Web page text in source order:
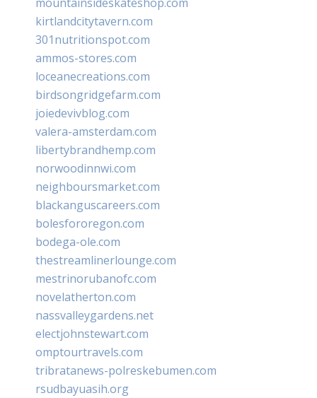
kirtlandcitytavern.com
301nutritionspot.com
ammos-stores.com
loceanecreations.com
birdsongridgefarm.com
joiedevivblog.com
valera-amsterdam.com
libertybrandhemp.com
norwoodinnwi.com
neighboursmarket.com
blackanguscareers.com
bolesfororegon.com
bodega-ole.com
thestreamlinerlounge.com
mestrinorubanofc.com
novelatherton.com
nassvalleygardens.net
electjohnstewart.com
omptourtravels.com
tribratanews-polreskebumen.com
rsudbayuasih.org